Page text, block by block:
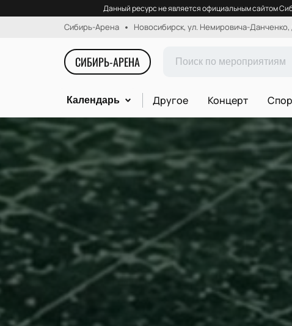
Данный ресурс не является официальным сайтом
Сибирь-Арена Новосибирск, ул. Немировича-Данченко,
СИБИРЬ-АРЕНА
Календарь Другое Концерт